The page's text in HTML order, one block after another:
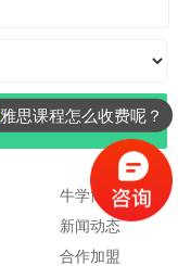
牛学简介
新闻动态
合作加盟
雅思课程怎么收费呢？